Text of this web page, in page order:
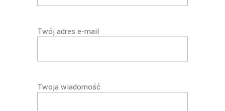
Twój adres e-mail
Twoja wiadomość